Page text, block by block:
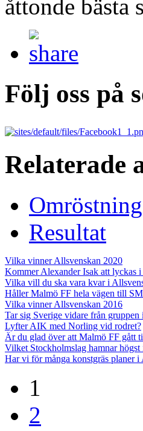
åttonde bästa
Följ oss på
Relaterade
Omröstning
Resultat
Vilka vinner Allsvenskan 2020
Kommer Alexander Isak att lyckas
Vilka vill du ska vara kvar i
Håller Malmö FF hela vägen till
Vilka vinner Allsvenskan 2016
Tar sig Sverige vidare från gruppen
Lyfter AIK med Norling vid rodret?
Är du glad över att Malmö FF gått
Vilket Stockholmslag hamnar högst
Har vi för många konstgräs planer i
1
2